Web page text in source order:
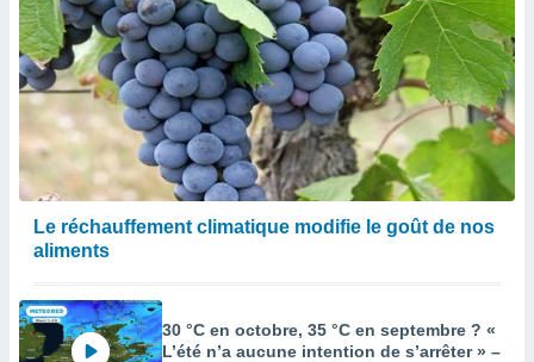
Le réchauffement climatique modifie le goût de nos
aliments
30 °C en octobre, 35 °C en septembre ? «
L’été n’a aucune intention de s’arrêter » –